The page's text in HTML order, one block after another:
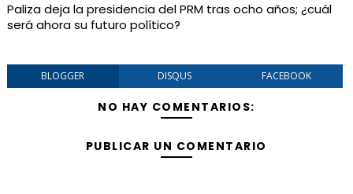
Paliza deja la presidencia del PRM tras ocho años; ¿cuál
será ahora su futuro político?
BLOGGER DISQUS FACEBOOK
NO HAY COMENTARIOS:
PUBLICAR UN COMENTARIO